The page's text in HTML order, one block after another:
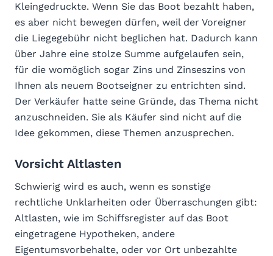
Kleingedruckte. Wenn Sie das Boot bezahlt haben,
es aber nicht bewegen dürfen, weil der Voreigner
die Liegegebühr nicht beglichen hat. Dadurch kann
über Jahre eine stolze Summe aufgelaufen sein,
für die womöglich sogar Zins und Zinseszins von
Ihnen als neuem Bootseigner zu entrichten sind.
Der Verkäufer hatte seine Gründe, das Thema nicht
anzuschneiden. Sie als Käufer sind nicht auf die
Idee gekommen, diese Themen anzusprechen.
Vorsicht Altlasten
Schwierig wird es auch, wenn es sonstige
rechtliche Unklarheiten oder Überraschungen gibt:
Altlasten, wie im Schiffsregister auf das Boot
eingetragene Hypotheken, andere
Eigentumsvorbehalte, oder vor Ort unbezahlte